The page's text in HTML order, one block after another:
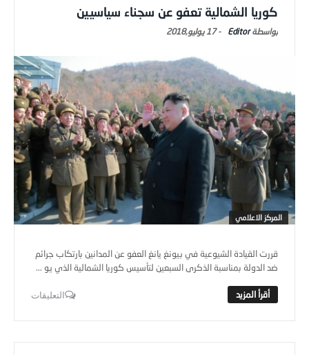
كوريا الشمالية تعفو عن سجناء سياسيين
Editor
-17 يوليو,2018
المركز الاعلامي
قررت القيادة الشيوعية في بيونغ يانغ العفو عن المدانين بارتكاب جرائم
ضد الدولة بمناسبة الذكرى السبعين لتأسيس كوريا الشمالية الذي يو ...
التعليقات